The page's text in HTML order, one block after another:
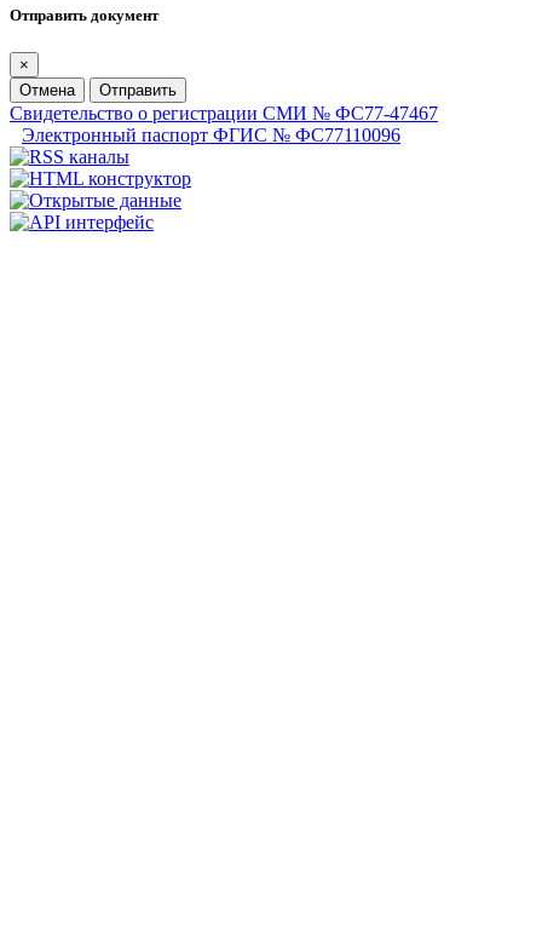
Отправить документ
×
Отмена
Отправить
Свидетельство о регистрации СМИ № ФС77-47467
Электронный паспорт ФГИС № ФС77110096